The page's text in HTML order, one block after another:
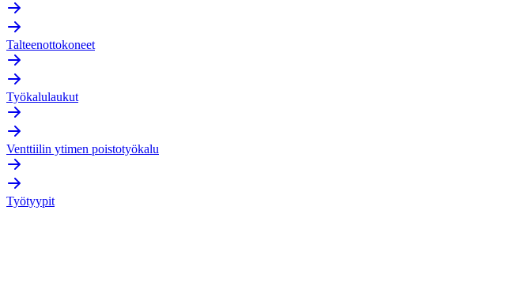
Talteenottokoneet
Työkalulaukut
Venttiilin ytimen poistotyökalu
Työtyypit